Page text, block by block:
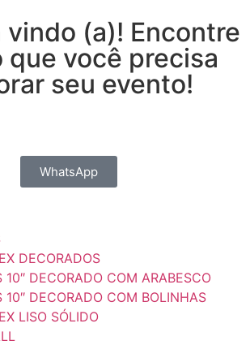
vindo (a)! Encontre
que você precisa
seu evento!
WhatsApp
DECORADOS
10″ DECORADO COM ARABESCO
10″ DECORADO COM BOLINHAS
LISO SÓLIDO